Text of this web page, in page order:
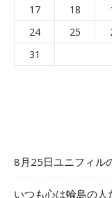
17
18
24
25
31
8月25日ユニフィル
いつも心は輪島の人